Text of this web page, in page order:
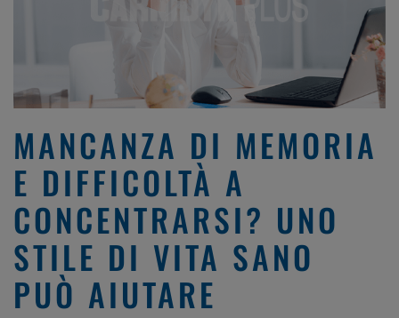
MANCANZA DI MEMORIA
E DIFFICOLTÀ A
CONCENTRARSI? UNO
STILE DI VITA SANO
PUÒ AIUTARE